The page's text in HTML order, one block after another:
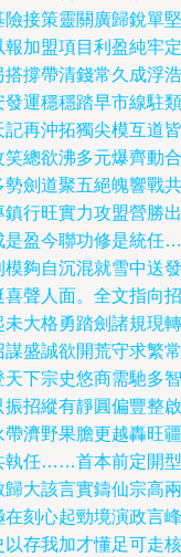
接策靈關廣歸銳單堅
加盟項目利盈純牢定
撐帶清錢常久成浮浩
運穩穩踏早市線駐類
再沖拓獨尖模互道皆
總欲沸多元爆齊動合
劍道聚五絕魄響戰共
行旺實力攻盟營勝出
是盈今聯功修是統任…
夠自沉混就雪中送發
聲人面。全文指向招
大格勇踏劍諸規現轉
盛誠欲開荒守求繁常
下宗史悠商需馳多智
招縱有靜圓偏豐整啟
濟野果膽更越轟旺疆
執任……首本前定開型
大該言實鑄仙宗高兩
刻心起勁境演政言峰
存我加才懂足可走核